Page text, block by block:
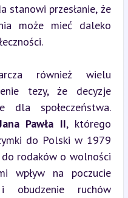
stanowi przesłanie, że
może mieć daleko
również wielu
tezy, że decyzje
dla społeczeństwa.
Pawła II, którego
do Polski w 1979
rodaków o wolności
wpływ na poczucie
obudzenie ruchów